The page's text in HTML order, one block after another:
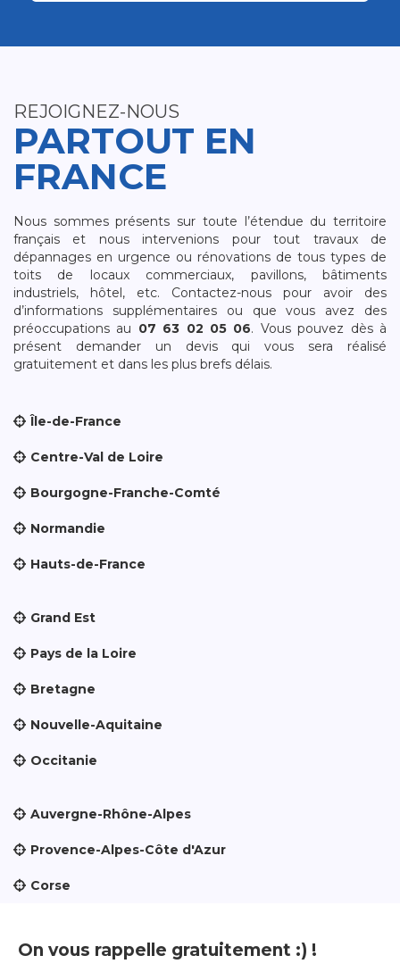
REJOIGNEZ-NOUS
PARTOUT EN
FRANCE
Nous sommes présents sur toute l’étendue du territoire
français et nous intervenions pour tout travaux de
dépannages en urgence ou rénovations de tous types de
toits de locaux commerciaux, pavillons, bâtiments
industriels, hôtel, etc. Contactez-nous pour avoir des
d’informations supplémentaires ou que vous avez des
préoccupations au 07 63 02 05 06. Vous pouvez dès à
présent demander un devis qui vous sera réalisé
gratuitement et dans les plus brefs délais.
Île-de-France
Centre-Val de Loire
Bourgogne-Franche-Comté
Normandie
Hauts-de-France
Grand Est
Pays de la Loire
Bretagne
Nouvelle-Aquitaine
Occitanie
Auvergne-Rhône-Alpes
Provence-Alpes-Côte d'Azur
Corse
On vous rappelle gratuitement :) !